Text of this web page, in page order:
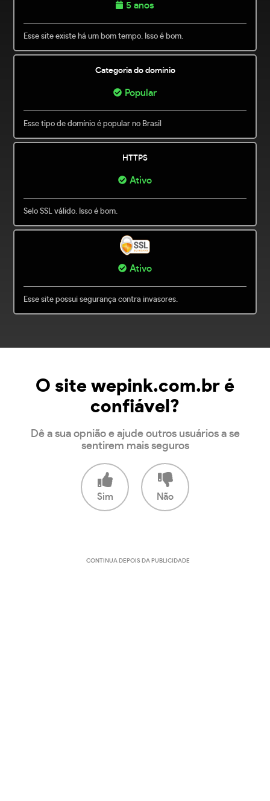
5 anos
Esse site existe há um bom tempo. Isso é bom.
Categoria do domínio
Popular
Esse tipo de domínio é popular no Brasil
HTTPS
Ativo
Selo SSL válido. Isso é bom.
Ativo
Esse site possui segurança contra invasores.
O site wepink.com.br é
confiável?
Dê a sua opnião e ajude outros usuários a se
sentirem mais seguros
Sim Não
CONTINUA DEPOIS DA PUBLICIDADE